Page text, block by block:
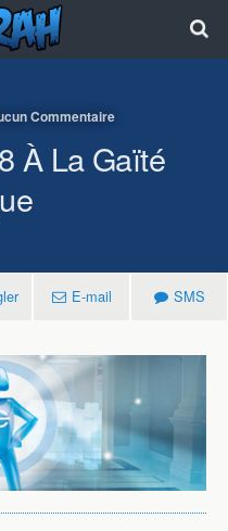
Commentaire
À La Gaïté
E-mail SMS